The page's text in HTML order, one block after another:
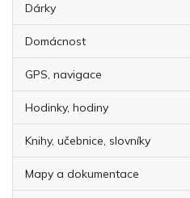
Dárky
Domácnost
GPS, navigace
Hodinky, hodiny
Knihy, učebnice, slovníky
Mapy a dokumentace